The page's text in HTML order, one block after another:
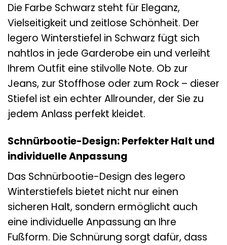
Die Farbe Schwarz steht für Eleganz,
Vielseitigkeit und zeitlose Schönheit. Der
legero Winterstiefel in Schwarz fügt sich
nahtlos in jede Garderobe ein und verleiht
Ihrem Outfit eine stilvolle Note. Ob zur
Jeans, zur Stoffhose oder zum Rock – dieser
Stiefel ist ein echter Allrounder, der Sie zu
jedem Anlass perfekt kleidet.
Schnürbootie-Design: Perfekter Halt und
individuelle Anpassung
Das Schnürbootie-Design des legero
Winterstiefels bietet nicht nur einen
sicheren Halt, sondern ermöglicht auch
eine individuelle Anpassung an Ihre
Fußform. Die Schnürung sorgt dafür, dass